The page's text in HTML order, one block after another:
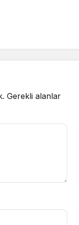
Gerekli alanlar